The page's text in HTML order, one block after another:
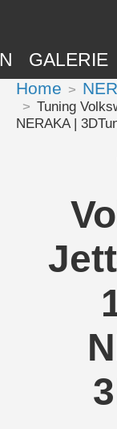
GALERIE
Home
Tuning
NERAKA |